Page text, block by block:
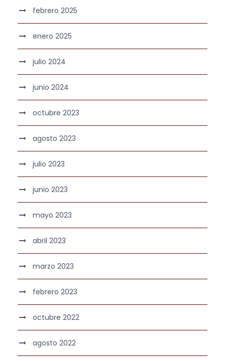
febrero 2025
enero 2025
julio 2024
junio 2024
octubre 2023
agosto 2023
julio 2023
junio 2023
mayo 2023
abril 2023
marzo 2023
febrero 2023
octubre 2022
agosto 2022